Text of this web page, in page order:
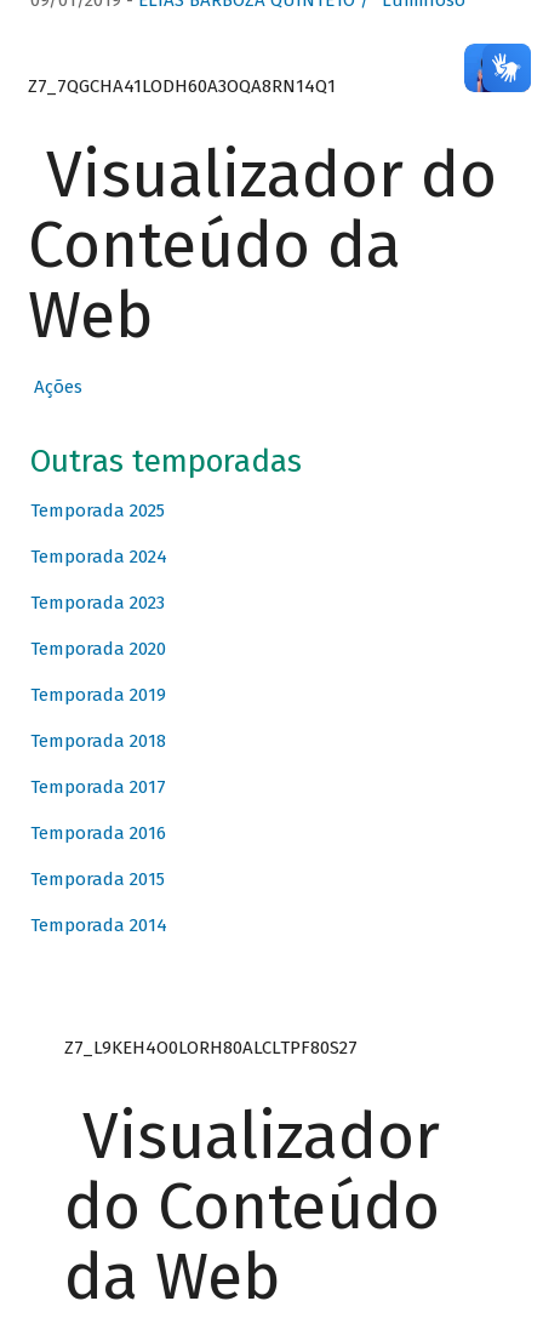
Z7_7QGCHA41LODH60A3OQA8RN14Q1
Visualizador do
Conteúdo da
Web
Ações
Outras temporadas
Temporada 2025
Temporada 2024
Temporada 2023
Temporada 2020
Temporada 2019
Temporada 2018
Temporada 2017
Temporada 2016
Temporada 2015
Temporada 2014
Z7_L9KEH4O0LORH80ALCLTPF80S27
Visualizador
do Conteúdo
da Web